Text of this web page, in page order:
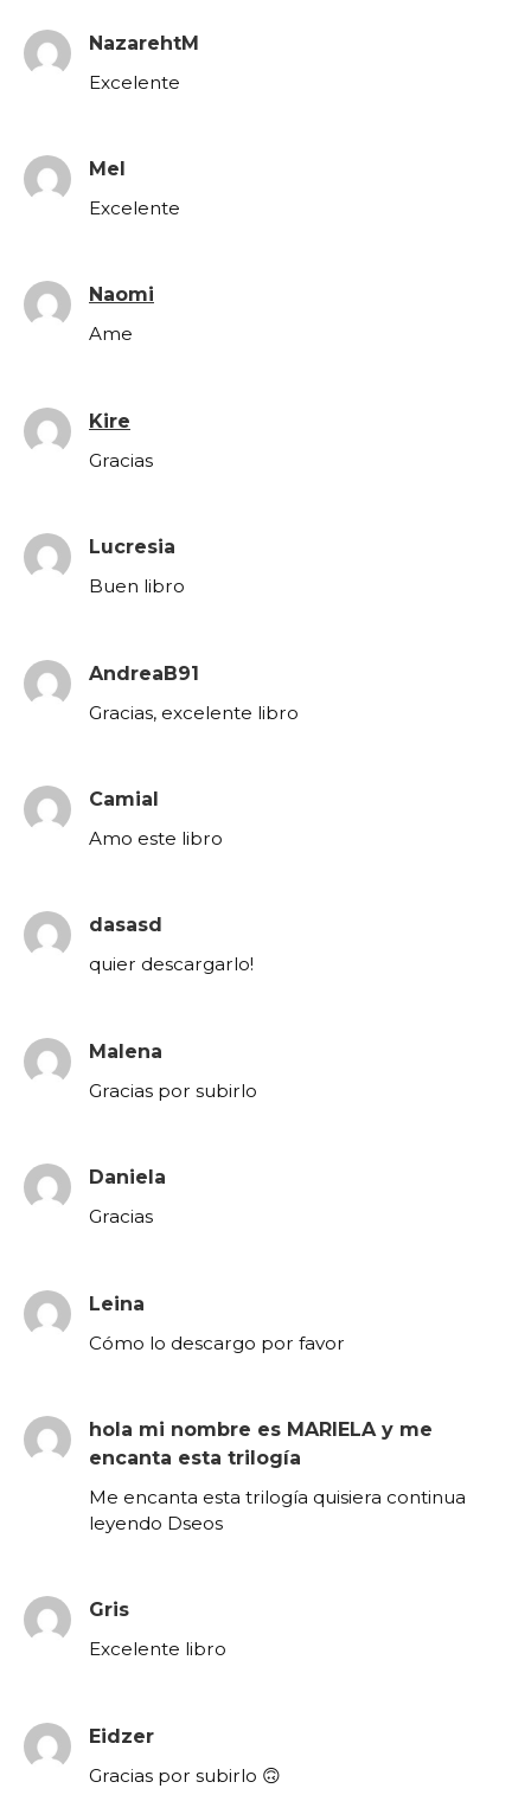
NazarehtM
Excelente
Mel
Excelente
Naomi
Ame
Kire
Gracias
Lucresia
Buen libro
AndreaB91
Gracias, excelente libro
Camial
Amo este libro
dasasd
quier descargarlo!
Malena
Gracias por subirlo
Daniela
Gracias
Leina
Cómo lo descargo por favor
hola mi nombre es MARIELA y me
encanta esta trilogía
Me encanta esta trilogía quisiera continua
leyendo Dseos
Gris
Excelente libro
Eidzer
Gracias por subirlo 🙃